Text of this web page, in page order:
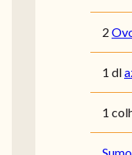
2
1 dl
1